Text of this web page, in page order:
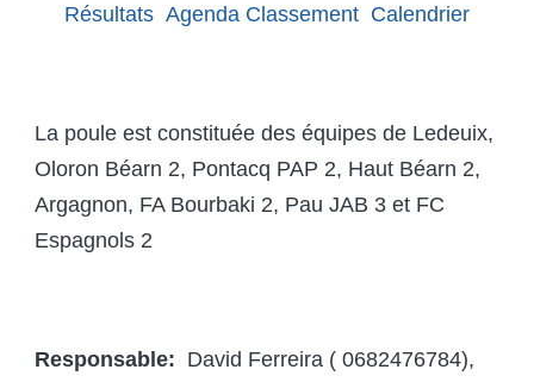
Résultats Agenda Classement Calendrier
La poule est constituée des équipes de Ledeuix,
Oloron Béarn 2, Pontacq PAP 2, Haut Béarn 2,
Argagnon, FA Bourbaki 2, Pau JAB 3 et FC
Espagnols 2
Responsable: David Ferreira ( 0682476784),